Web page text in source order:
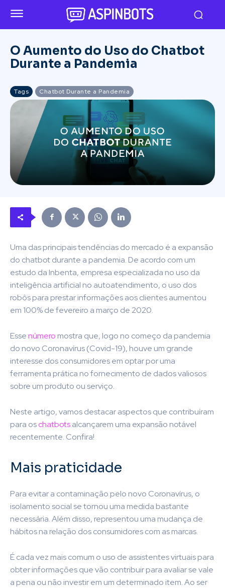
O Aumento do Uso do Chatbot
Durante a Pandemia
Tags Chatbot Durante a Pandemia
Uma das principais tendências do mercado é a expansão
do chatbot durante a pandemia. De acordo com um
estudo da Inbenta, empresa especializada no uso da
inteligência artificial no autoatendimento, o uso dos
robôs para prestar informações aos clientes aumentou
em 100% de fevereiro a março de 2020.
Essenúmero mostra que, logo no começo da pandemia
do novo Coronavírus (Covid-19), houve um grande
interesse dos consumidores em optar por uma
ferramenta prática no fornecimento de dados valiosos
sobre um produto ou serviço.
Neste artigo, vamos destacar aspectos que contribuíram
para oschatbotsalcançarem uma expansão notável
recentemente. Confira!
Mais praticidade
Para evitar a contaminação pelo novo Coronavírus, o
isolamento social se tornou uma medida bastante
necessária. Além disso, representou uma mudança de
hábitos na relação dos consumidores com as marcas.
É cada vez mais comum o uso de assistentes virtuais para
obter informações que vão contribuir para avaliar se vale
a pena ou não investir em um determinado item. Ao ser